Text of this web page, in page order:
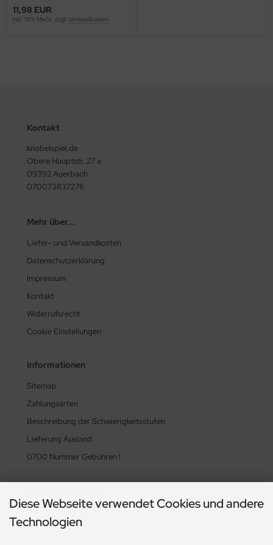
11,98 EUR
inkl. 19 % MwSt. zzgl. Versandkosten
Kontakt
knobelspiel.de
Obere Hauptstr. 27 a
09392 Auerbach
070073837276
Mehr über...
Liefer- und Versandkosten
Datenschutzerklärung
Impressum
Kontakt
Widerrufsrecht
Cookie Einstellungen
Informationen
Sitemap
Zahlungsarten
Beschreibung der Schwierigkeitsstufen
Lieferung Ausland
0700 Nummer Gebühren !
Diese Webseite verwendet Cookies und andere
Technologien